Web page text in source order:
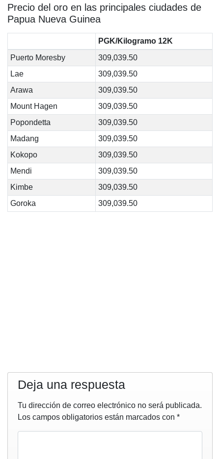
Precio del oro en las principales ciudades de
Papua Nueva Guinea
PGK/Kilogramo 12K
Puerto Moresby
309,039.50
Lae
309,039.50
Arawa
309,039.50
Mount Hagen
309,039.50
Popondetta
309,039.50
Madang
309,039.50
Kokopo
309,039.50
Mendi
309,039.50
Kimbe
309,039.50
Goroka
309,039.50
Deja una respuesta
Tu dirección de correo electrónico no será publicada.
Los campos obligatorios están marcados con *